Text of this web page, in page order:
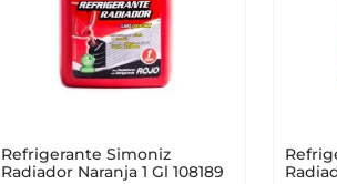
Refrigerante Simoniz
Radiador Naranja 1 Gl 108189